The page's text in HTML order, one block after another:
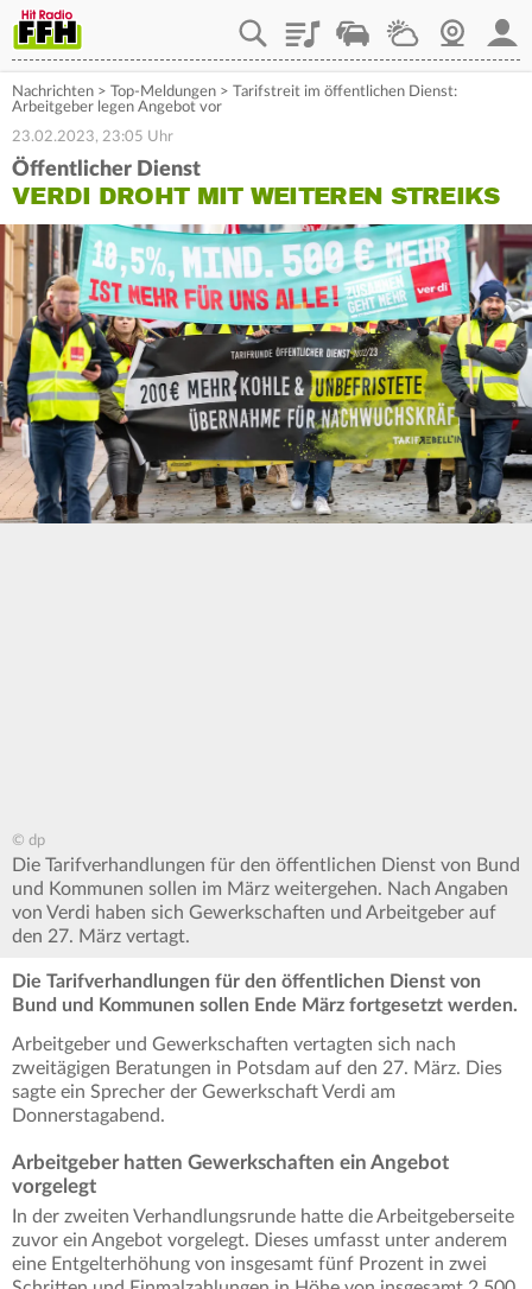
PlaylistStaupilotWetterWebcam
Nachrichten > Top-Meldungen > Tarifstreit im öffentlichen Dienst:
Arbeitgeber legen Angebot vor
23.02.2023, 23:05 Uhr
Öffentlicher Dienst
VERDI DROHT MIT WEITEREN STREIKS
© dp
Die Tarifverhandlungen für den öffentlichen Dienst von Bund
und Kommunen sollen im März weitergehen. Nach Angaben
von Verdi haben sich Gewerkschaften und Arbeitgeber auf
den 27. März vertagt.
Die Tarifverhandlungen für den öffentlichen Dienst von
Bund und Kommunen sollen Ende März fortgesetzt werden.
Arbeitgeber und Gewerkschaften vertagten sich nach
zweitägigen Beratungen in Potsdam auf den 27. März. Dies
sagte ein Sprecher der Gewerkschaft Verdi am
Donnerstagabend.
Arbeitgeber hatten Gewerkschaften ein Angebot
vorgelegt
In der zweiten Verhandlungsrunde hatte die Arbeitgeberseite
zuvor ein Angebot vorgelegt. Dieses umfasst unter anderem
eine Entgelterhöhung von insgesamt fünf Prozent in zwei